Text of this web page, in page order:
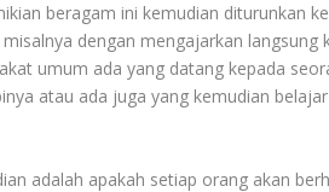
beragam ini kemudian diturunkan
dengan mengajarkan
umum ada yang datang kepada
atau ada juga yang kemudian
adalah apakah setiap orang akan